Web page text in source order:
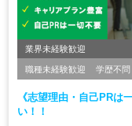
業界未経験歓迎
職種未経験歓迎 学歴不問
《志望理由・自己PRは
い！！